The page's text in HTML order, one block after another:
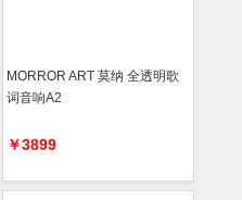
MORROR ART 莫纳 全透明歌
词音响A2
￥3899